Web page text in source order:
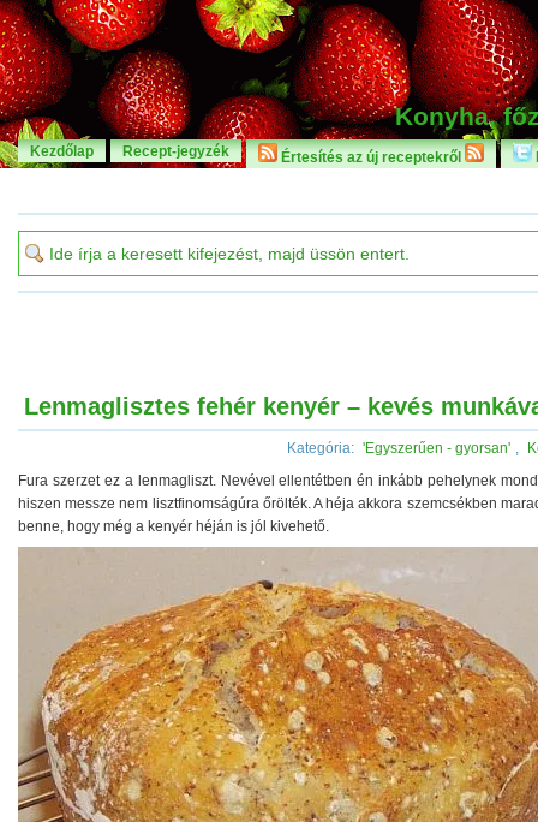
Konyha,
Kezdőlap Recept-jegyzék Értesítés az új receptekről
Lenmaglisztes fehér kenyér – kevés
Kategória: 'Egyszerűen - gyorsan' ,
Fura szerzet ez a lenmagliszt. Nevével ellentétben én inkább pehelynek
hiszen messze nem lisztfinomságúra őrölték. A héja akkora szemcsékben
benne, hogy még a kenyér héján is jól kivehető.